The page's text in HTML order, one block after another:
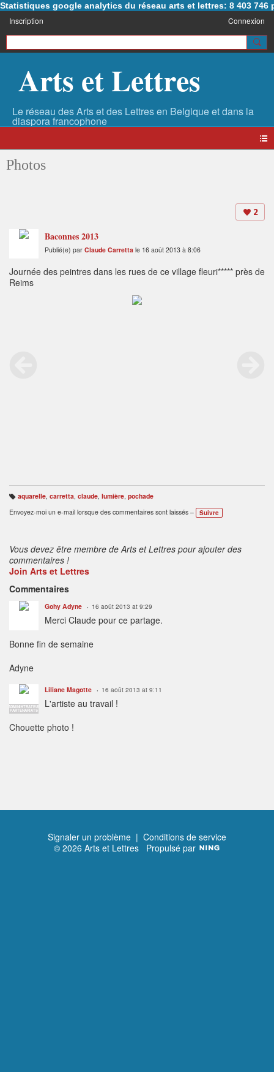
Statistiques google analytics du réseau arts et lettres: 8 403 746
Inscription Connexion
Arts et Lettres
Photos
2
Baconnes 2013
Publié(e) par Claude Carretta le 16 août 2013 à 8:06
Journée des peintres dans les rues de ce village fleuri***** près de
Reims
B
ali
s
aquarelle, carretta, claude, lumière, pochade
Envoyez-moi un e-mail lorsque des commentaires sont laissés –
Suivre
Vous devez être membre de Arts et Lettres pour ajouter des
commentaires !
Join Arts et Lettres
Commentaires
Gohy Adyne 16 août 2013 at 9:29
Merci Claude pour ce partage.
Bonne fin de semaine
Adyne
ADMINISTRATEUR
PARTENARIATS
Liliane Magotte 16 août 2013 at 9:11
L'artiste au travail !
Chouette photo !
Signaler un problème | Conditions de service
© 2026 Arts et Lettres Propulsé par